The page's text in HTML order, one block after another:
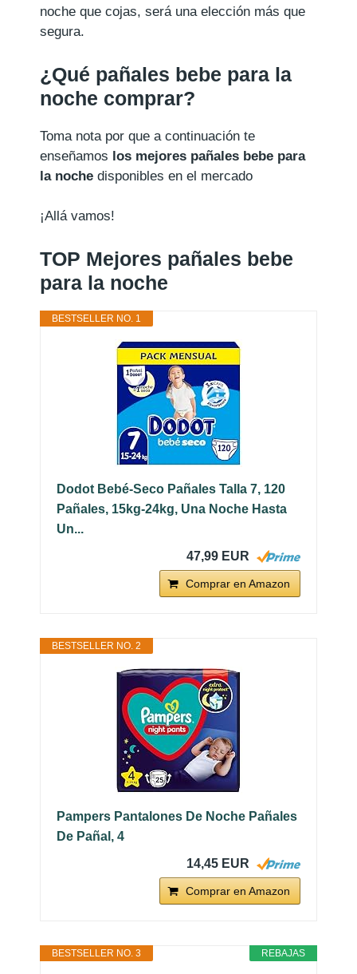
noche que cojas, será una elección más que
segura.
¿Qué pañales bebe para la
noche comprar?
Toma nota por que a continuación te
enseñamos los mejores pañales bebe para
la noche disponibles en el mercado
¡Allá vamos!
TOP Mejores pañales bebe
para la noche
BESTSELLER NO. 1
Dodot Bebé-Seco Pañales Talla 7, 120
Pañales, 15kg-24kg, Una Noche Hasta
Un...
47,99 EUR
Comprar en Amazon
BESTSELLER NO. 2
Pampers Pantalones De Noche Pañales
De Pañal, 4
14,45 EUR
Comprar en Amazon
REBAJAS
BESTSELLER NO. 3